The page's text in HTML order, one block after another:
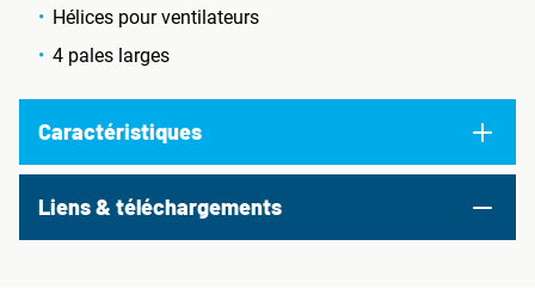
Hélices pour ventilateurs
4 pales larges
Caractéristiques
Liens & téléchargements